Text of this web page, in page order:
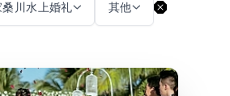
川水上婚礼 其他